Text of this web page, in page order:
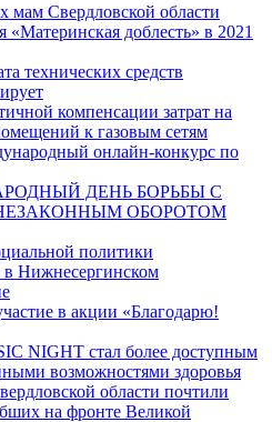
мам Свердловской области
«Материнская доблесть» в 2021
технических средств
компенсации затрат на
к газовым сетям
онлайн-конкурс по
ДЕНЬ БОРЬБЫ С
ОБОРОТОМ
политики
в Нижнесергинском
в акции «Благодарю!
NIGHT стал более доступным
возможностями здоровья
области почтили
на фронте Великой